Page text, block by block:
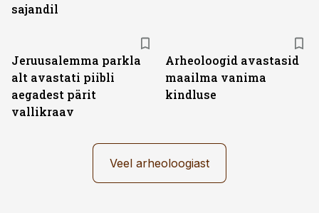
sajandil
Jeruusalemma parkla
alt avastati piibli
aegadest pärit
vallikraav
Arheoloogid avastasid
maailma vanima
kindluse
Veel arheoloogiast